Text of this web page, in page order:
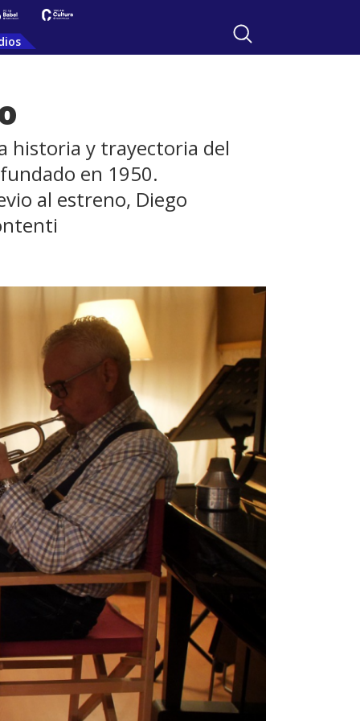
historia y trayectoria del
en 1950.
al estreno, Diego